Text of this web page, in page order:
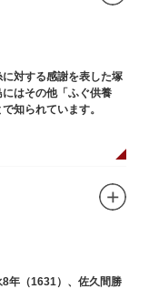
対する感謝を表した塚
はその他「ふぐ供養
知られています。
8年（1631）、佐久間勝